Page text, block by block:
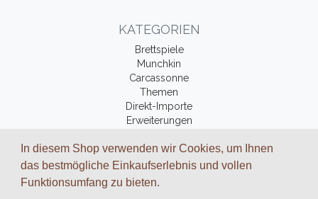
KATEGORIEN
Brettspiele
Munchkin
Carcassonne
Themen
Direkt-Importe
Erweiterungen
Zubehör
In diesem Shop verwenden wir Cookies, um Ihnen
das bestmögliche Einkaufserlebnis und vollen
Funktionsumfang zu bieten.